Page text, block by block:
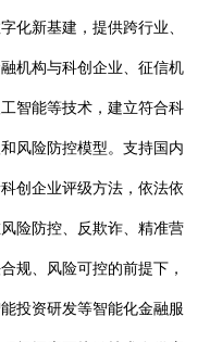
化新基建，提供跨行业、
机构与科创企业、征信机
智能等技术，建立符合科
风险防控模型。支持国内
创企业评级方法，依法依
险防控、反欺诈、精准营
规、风险可控的前提下，
投资研发等智能化金融服